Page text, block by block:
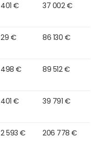
401 € 37 002 €
29 € 86 130 €
498 € 89 512 €
401 € 39 791 €
2 593 € 206 778 €